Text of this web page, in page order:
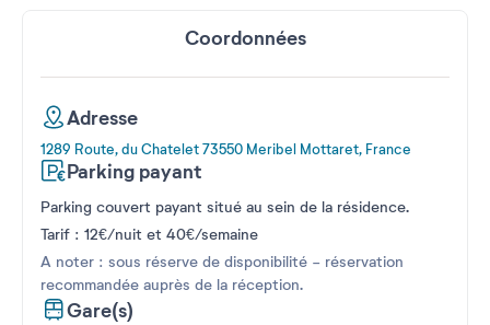
Coordonnées
Adresse
1289 Route, du Chatelet 73550 Meribel Mottaret, France
Parking payant
Parking couvert payant situé au sein de la résidence.
Tarif : 12€/nuit et 40€/semaine
A noter : sous réserve de disponibilité - réservation
recommandée auprès de la réception.
Gare(s)